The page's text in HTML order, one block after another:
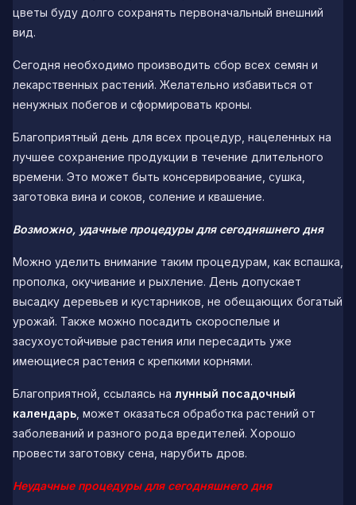
цветы буду долго сохранять первоначальный внешний
вид.
Сегодня необходимо производить сбор всех семян и
лекарственных растений. Желательно избавиться от
ненужных побегов и сформировать кроны.
Благоприятный день для всех процедур, нацеленных на
лучшее сохранение продукции в течение длительного
времени. Это может быть консервирование, сушка,
заготовка вина и соков, соление и квашение.
Возможно, удачные процедуры для сегодняшнего дня
Можно уделить внимание таким процедурам, как вспашка,
прополка, окучивание и рыхление. День допускает
высадку деревьев и кустарников, не обещающих богатый
урожай. Также можно посадить скороспелые и
засухоустойчивые растения или пересадить уже
имеющиеся растения с крепкими корнями.
Благоприятной, ссылаясь на лунный посадочный
календарь , может оказаться обработка растений от
заболеваний и разного рода вредителей. Хорошо
провести заготовку сена, нарубить дров.
Неудачные процедуры для сегодняшнего дня